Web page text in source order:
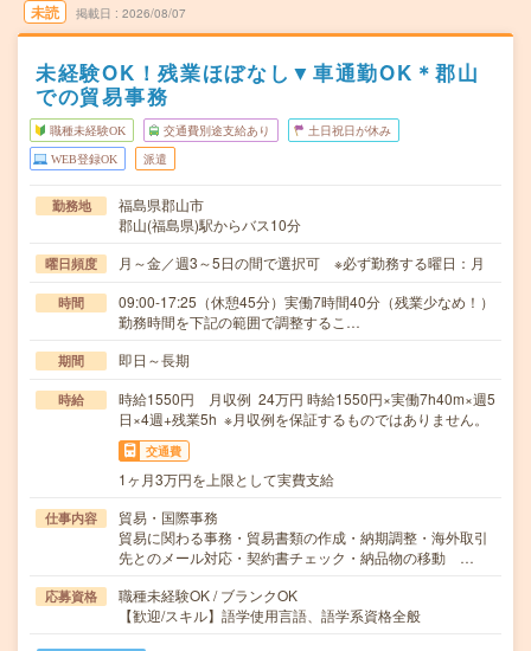
未読 掲載日 2026/08/07
未経験OK！残業ほぼなし▼車通勤OK＊郡山
での貿易事務
職種未経験OK 交通費別途支給あり 土日祝日が休み
WEB登録OK 派遣
勤務地
福島県郡山市
郡山(福島県)駅からバス10分
曜日頻度 月～金／週3～5日の間で選択可 ※必ず勤務する曜日：月
時間
09:00-17:25（休憩45分）実働7時間40分（残業少なめ！）
勤務時間を下記の範囲で調整するこ…
期間 即日～長期
時給
時給1550円 月収例 24万円 時給1550円×実働7h40m×週5
日×4週+残業5h ※月収例を保証するものではありません。
交通費
1ヶ月3万円を上限として実費支給
仕事内容
貿易・国際事務
貿易に関わる事務・貿易書類の作成・納期調整・海外取引
先とのメール対応・契約書チェック・納品物の移動 …
応募資格
職種未経験OK / ブランクOK
【歓迎/スキル】語学使用言語、語学系資格全般